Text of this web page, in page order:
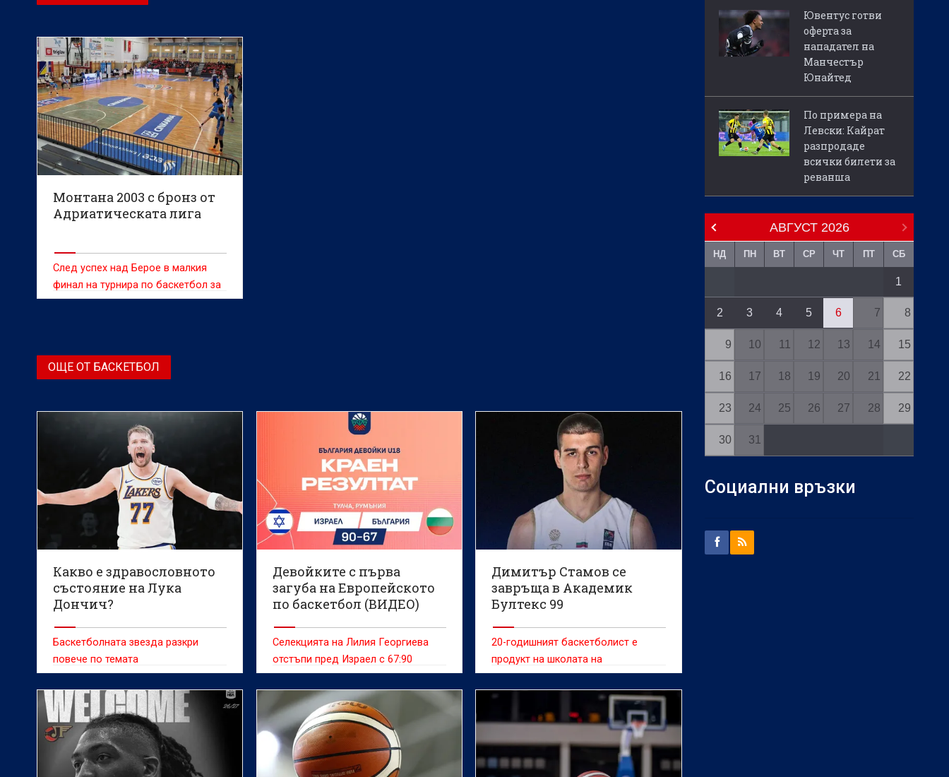
Монтана 2003 с бронз от
Адриатическата лига
След успех над Берое в малкия
финал на турнира по баскетбол за
жени
ОЩЕ ОТ БАСКЕТБОЛ
Какво е здравословното
състояние на Лука
Дончич?
Баскетболната звезда разкри
повече по темата
Девойките с първа
загуба на Европейското
по баскетбол (ВИДЕО)
Селекцията на Лилия Георгиева
отстъпи пред Израел с 67:90
Димитър Стамов се
завръща в Академик
Бултекс 99
20-годишният баскетболист е
продукт на школата на
"студентите"
Ювентус готви
оферта за
нападател на
Манчестър
Юнайтед
По примера на
Левски: Кайрат
разпродаде
всички билети за
реванша
АВГУСТ 2026
НД ПН ВТ СР ЧТ ПТ СБ
1
2 3 4 5 6 7 8
9 10 11 12 13 14 15
16 17 18 19 20 21 22
23 24 25 26 27 28 29
30 31
Социални връзки